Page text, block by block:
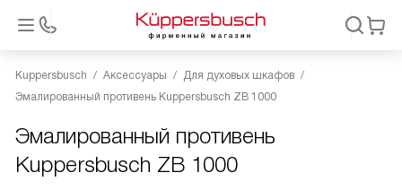
Kuppersbusch Аксессуары
Для духовых шкафов
Эмалированный противень Kuppersbusch ZB 1000
Эмалированный противень
Kuppersbusch ZB 1000